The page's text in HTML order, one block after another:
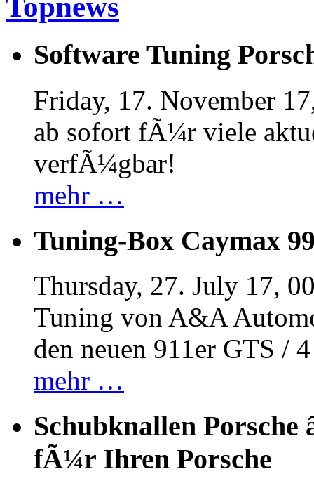
Topnews
Software Tuning
Friday, 17. November
ab sofort fÃ¼r viele
verfÃ¼gbar!
mehr …
Tuning-Box Caymax
Thursday, 27. July 17,
Tuning von A&A
den neuen 911er GTS /
mehr …
Schubknallen Porsche
fÃ¼r Ihren Porsche